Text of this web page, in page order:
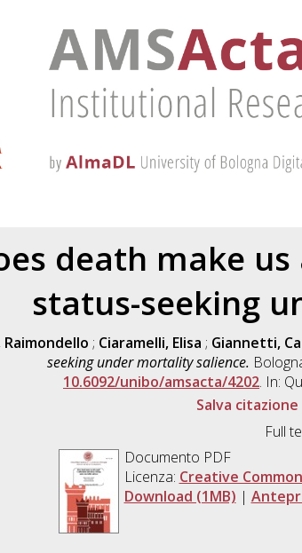
death make
status-seeking
Raimondello ; Ciaramelli, Elisa ; Giannetti,
seeking under mortality salience.
10.6092/unibo/amsacta/4202. In:
Salva citazione
Full
Documento PDF
Licenza: Creative
Download (1MB) |